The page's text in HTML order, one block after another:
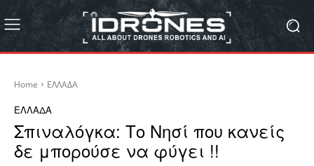
Home ΕΛΛΑΔΑ
ΕΛΛΑΔΑ
Σπιναλόγκα: Το Νησί που κανείς
δε μπορούσε να φύγει !!